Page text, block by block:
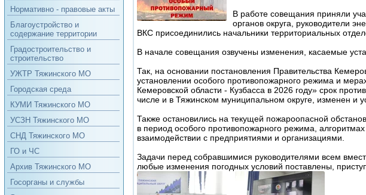
Нормативно - правовые акты
Благоустройство и
содержание территории
Градостроительство и
строительство
УЖТР Тяжинского МО
Городская среда
КУМИ Тяжинского МО
УСЗН Тяжинского МО
СНД Тяжинского МО
ГО и ЧС
Архив Тяжинского МО
Госорганы и службы
В работе совещания приняли
органов округа, руководители
ВКС присоединились начальники территориальных
В начале совещания озвучены изменения, касаемые
Так, на основании постановления Правительства
установлении особого противопожарного режима и
Кемеровской области - Кузбасса в 2026 году» срок
числе и в Тяжинском муниципальном округе, изменен и
Также остановились на текущей пожароопасной
в период особого противопожарного режима,
взаимодействии с предприятиями и организациями.
Задачи перед собравшимися руководителями всем
любые изменения погодных условий поставлены,